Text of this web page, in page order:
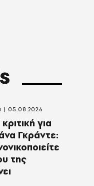
για
Γκράντε:
της
05.08.2026